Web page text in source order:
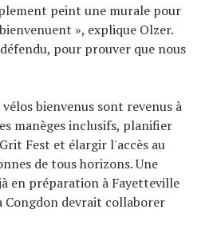
peint une murale pour
», explique Olzer.
pour prouver que nous
bienvenus sont revenus à
manèges inclusifs, planifier
Fest et élargir l'accès au
de tous horizons. Une
en préparation à Fayetteville
Congdon devrait collaborer